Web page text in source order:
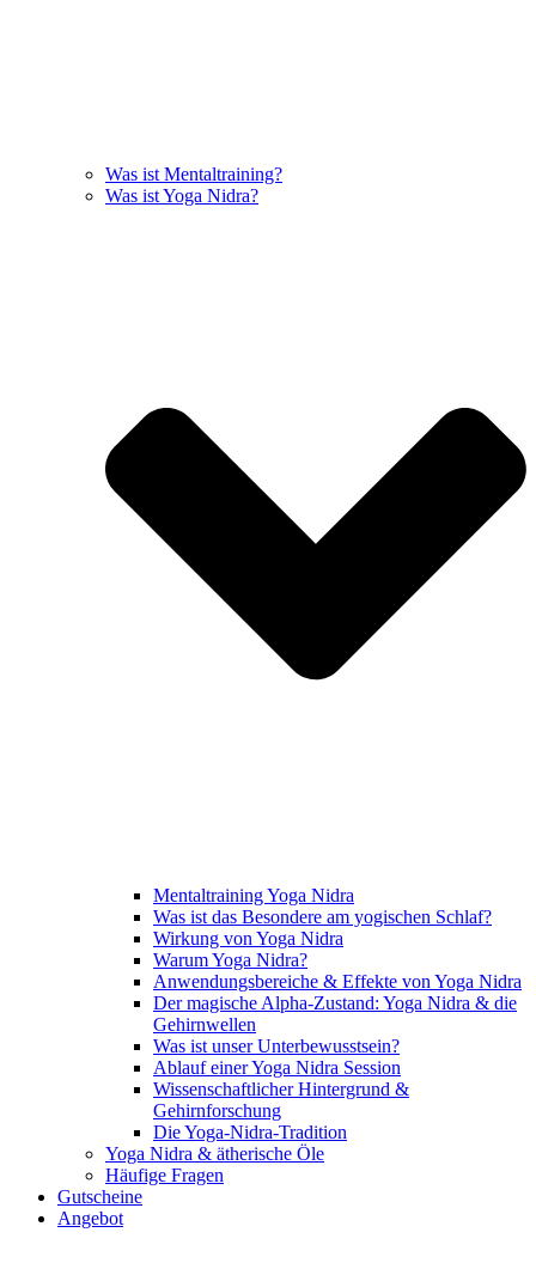
Was ist Mentaltraining?
Was ist Yoga Nidra?
Mentaltraining Yoga Nidra
Was ist das Besondere am yogischen Schlaf?
Wirkung von Yoga Nidra
Warum Yoga Nidra?
Anwendungsbereiche & Effekte von Yoga Nidra
Der magische Alpha-Zustand: Yoga Nidra & die
Gehirnwellen
Was ist unser Unterbewusstsein?
Ablauf einer Yoga Nidra Session
Wissenschaftlicher Hintergrund &
Gehirnforschung
Die Yoga-Nidra-Tradition
Yoga Nidra & ätherische Öle
Häufige Fragen
Gutscheine
Angebot